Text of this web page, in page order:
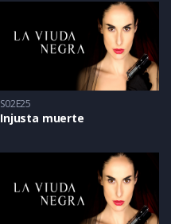
S02E25
Injusta muerte